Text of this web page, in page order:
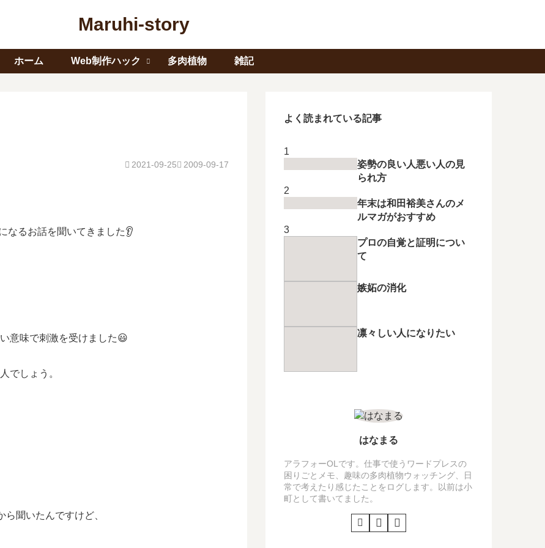
Maruhi-story
ホーム Web制作ハック 多肉植物 雑記
2009-09-17
2021-09-25
なるお話を聞いてきました👂
意味で刺激を受けました😃
でしょう。
聞いたんですけど、
よく読まれている記事
姿勢の良い人悪い人の見
られ方
年末は和田裕美さんのメ
ルマガがおすすめ
プロの自覚と証明につい
て
嫉妬の消化
凛々しい人になりたい
はなまる
アラフォーOLです。仕事で使うワードプレスの
困りごとメモ、趣味の多肉植物ウォッチング、日
常で考えたり感じたことをログします。以前は小
町として書いてました。